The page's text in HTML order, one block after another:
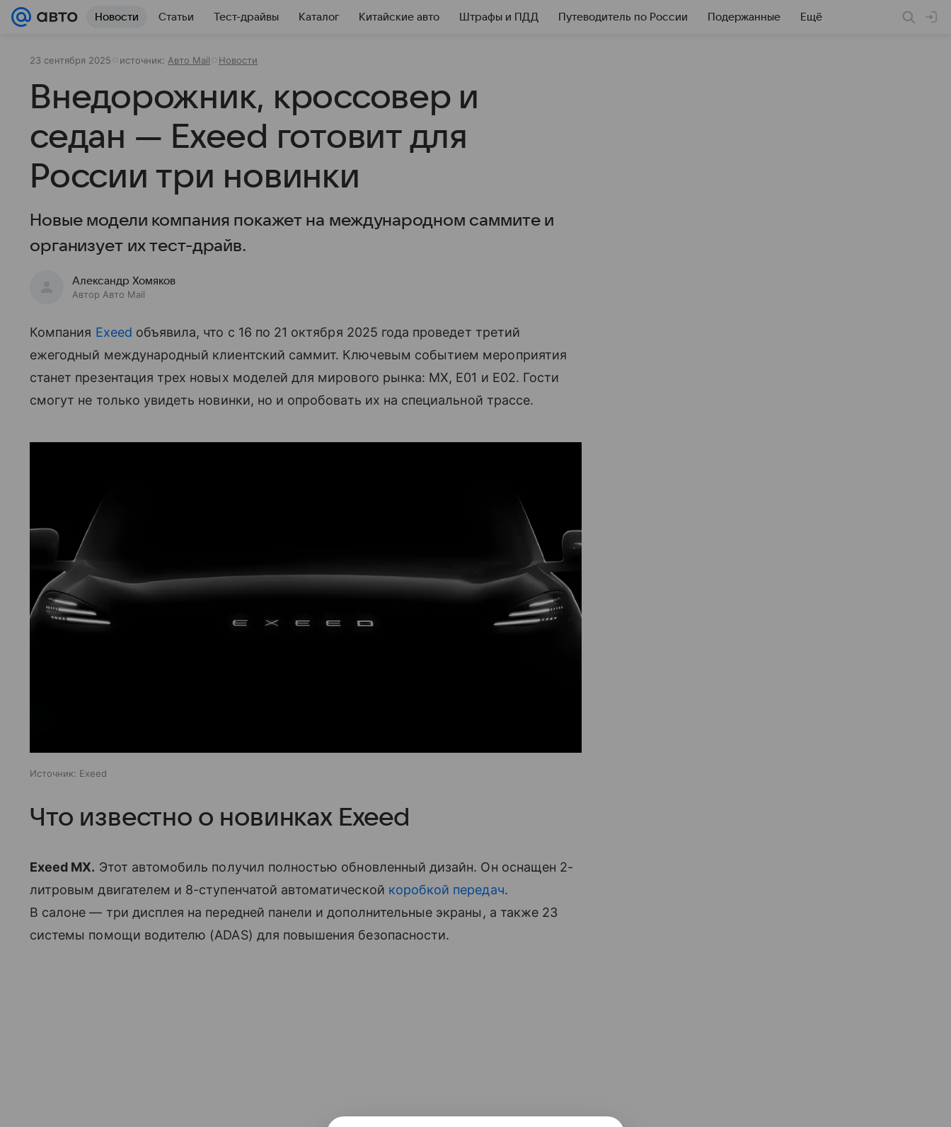
Новости Статьи Тест-драйвы Каталог Китайские авто Штрафы и ПДД Путеводитель по России Подержанные Ещё
23 сентября 2025 источник: Авто Mail Новости
Внедорожник, кроссовер и
седан — Exeed готовит для
России три новинки
Новые модели компания покажет на международном саммите и
организует их тест-драйв.
Александр Хомяков
Автор Авто Mail
Компания Exeed объявила, что с 16 по 21 октября 2025 года проведет третий
ежегодный международный клиентский саммит. Ключевым событием мероприятия
станет презентация трех новых моделей для мирового рынка: MX, E01 и E02. Гости
смогут не только увидеть новинки, но и опробовать их на специальной трассе.
Источник: Exeed
Что известно о новинках Exeed
Exeed MX. Этот автомобиль получил полностью обновленный дизайн. Он оснащен 2-
литровым двигателем и 8-ступенчатой автоматической коробкой передач.
В салоне — три дисплея на передней панели и дополнительные экраны, а также 23
системы помощи водителю (ADAS) для повышения безопасности.